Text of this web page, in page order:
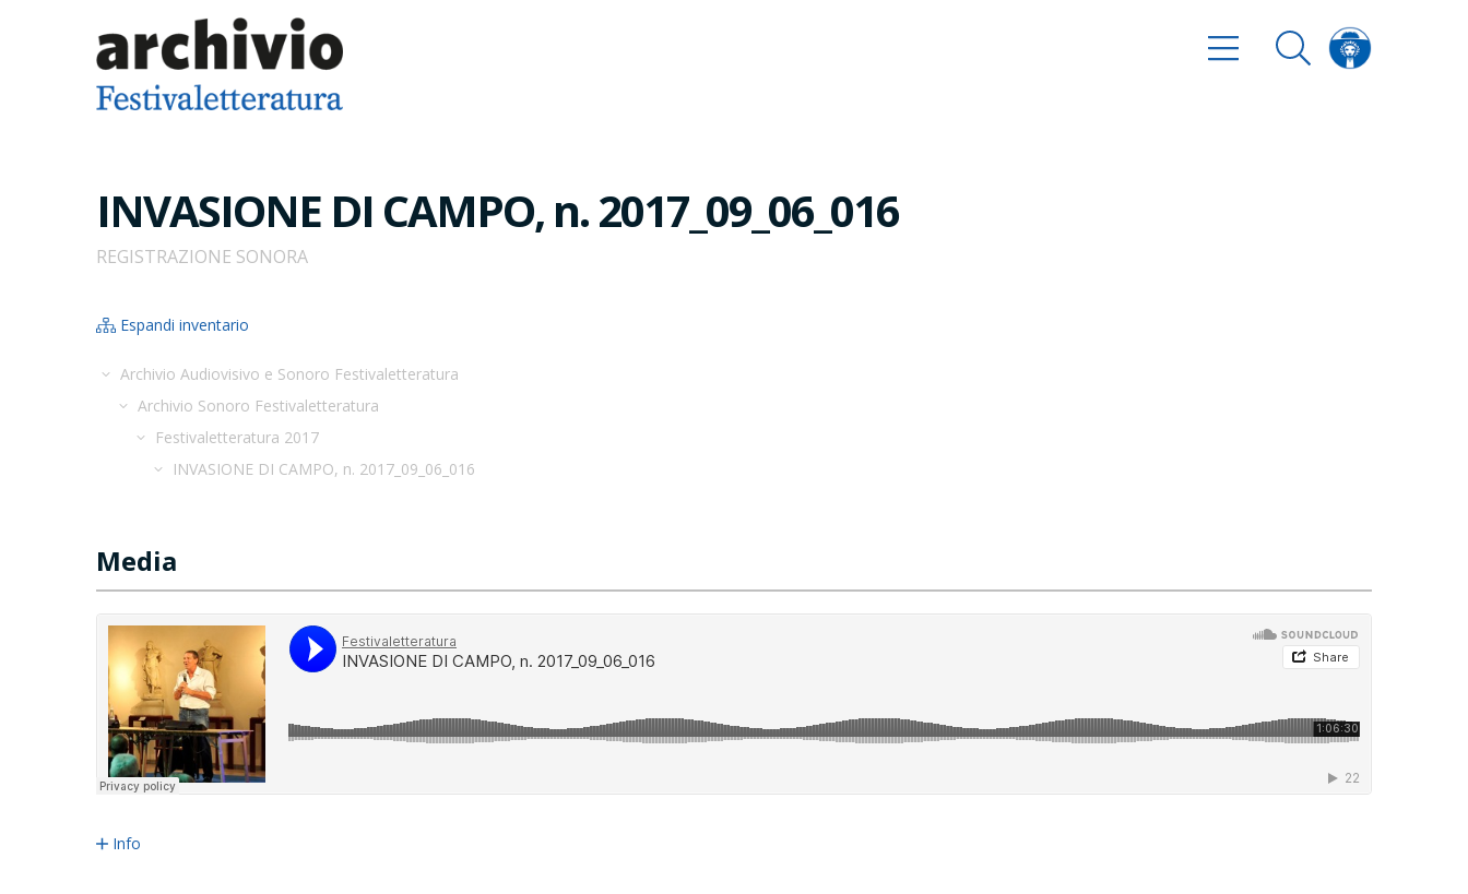
INVASIONE DI CAMPO, n. 2017_09_06_016
REGISTRAZIONE SONORA
Espandi inventario
Archivio Audiovisivo e Sonoro Festivaletteratura
Archivio Sonoro Festivaletteratura
Festivaletteratura 2017
INVASIONE DI CAMPO, n. 2017_09_06_016
Media
Info